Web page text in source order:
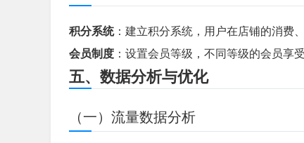
积分系统：建立积分系统，用户在店铺的消费
会员制度 ：设置会员等级，不同等级的会员享
五、数据分析与优化
（一）流量数据分析